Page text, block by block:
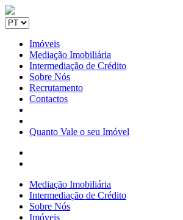
Imóveis
Mediação Imobiliária
Intermediação de Crédito
Sobre Nós
Recrutamento
Contactos
Quanto Vale o seu Imóvel
Mediação Imobiliária
Intermediação de Crédito
Sobre Nós
Imóveis